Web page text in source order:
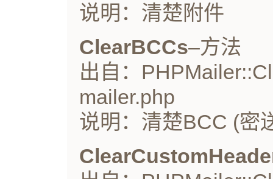
说明：清楚附件
ClearBCCs–方法
出自：
mailer.php
说明：清楚BCC (密